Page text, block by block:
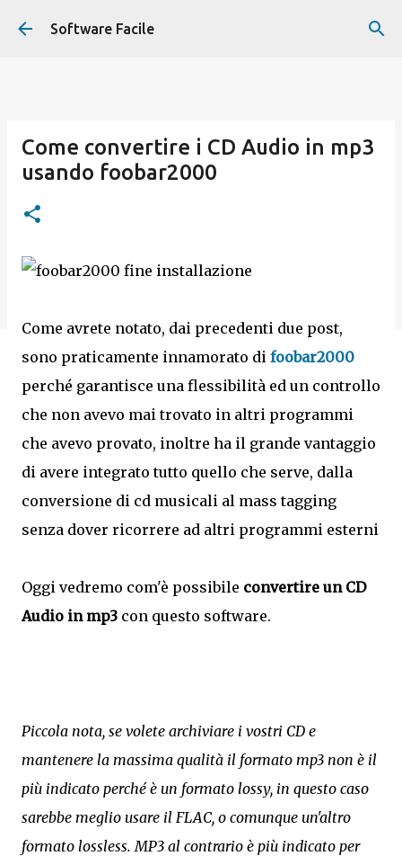
Passa ai contenuti principali
Software Facile
Come convertire i CD Audio in mp3
usando foobar2000
Come avrete notato, dai precedenti due post,
sono praticamente innamorato di foobar2000
perché garantisce una flessibilità ed un controllo
che non avevo mai trovato in altri programmi
che avevo provato, inoltre ha il grande vantaggio
di avere integrato tutto quello che serve, dalla
conversione di cd musicali al mass tagging
senza dover ricorrere ad altri programmi esterni
Oggi vedremo com'è possibile convertire un CD
Audio in mp3 con questo software.
Piccola nota, se volete archiviare i vostri CD e
mantenere la massima qualità il formato mp3 non è il
più indicato perché è un formato lossy, in questo caso
sarebbe meglio usare il FLAC, o comunque un'altro
formato lossless. MP3 al contrario è più indicato per